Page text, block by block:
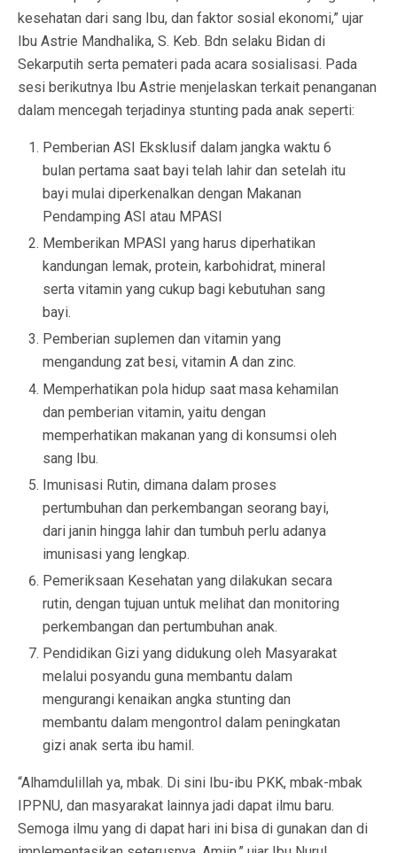
kesehatan dari sang Ibu, dan faktor sosial ekonomi,” ujar
Ibu Astrie Mandhalika, S. Keb. Bdn selaku Bidan di
Sekarputih serta pemateri pada acara sosialisasi. Pada
sesi berikutnya Ibu Astrie menjelaskan terkait penanganan
dalam mencegah terjadinya stunting pada anak seperti:
Pemberian ASI Eksklusif dalam jangka waktu 6
bulan pertama saat bayi telah lahir dan setelah itu
bayi mulai diperkenalkan dengan Makanan
Pendamping ASI atau MPASI
Memberikan MPASI yang harus diperhatikan
kandungan lemak, protein, karbohidrat, mineral
serta vitamin yang cukup bagi kebutuhan sang
bayi.
Pemberian suplemen dan vitamin yang
mengandung zat besi, vitamin A dan zinc.
Memperhatikan pola hidup saat masa kehamilan
dan pemberian vitamin, yaitu dengan
memperhatikan makanan yang di konsumsi oleh
sang Ibu.
Imunisasi Rutin, dimana dalam proses
pertumbuhan dan perkembangan seorang bayi,
dari janin hingga lahir dan tumbuh perlu adanya
imunisasi yang lengkap.
Pemeriksaan Kesehatan yang dilakukan secara
rutin, dengan tujuan untuk melihat dan monitoring
perkembangan dan pertumbuhan anak.
Pendidikan Gizi yang didukung oleh Masyarakat
melalui posyandu guna membantu dalam
mengurangi kenaikan angka stunting dan
membantu dalam mengontrol dalam peningkatan
gizi anak serta ibu hamil.
“Alhamdulillah ya, mbak. Di sini Ibu-ibu PKK, mbak-mbak
IPPNU, dan masyarakat lainnya jadi dapat ilmu baru.
Semoga ilmu yang di dapat hari ini bisa di gunakan dan di